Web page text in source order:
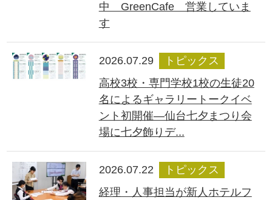
中 GreenCafe 営業していま
す
2026.07.29
トピックス
高校3校・専門学校1校の生徒20
名によるギャラリートークイベ
ント初開催―仙台七夕まつり会
場に七夕飾りデ...
2026.07.22
トピックス
経理・人事担当が新人ホテルフ